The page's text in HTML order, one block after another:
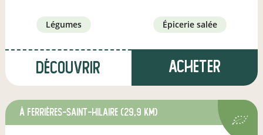
légumes épicerie salée
Découvrir Acheter
à Ferrières-Saint-Hilaire (29,9 km)